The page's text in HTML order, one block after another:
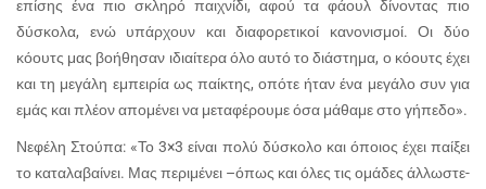
επίσης ένα πιο σκληρό παιχνίδι, αφού τα φάουλ δίνοντας πιο
δύσκολα, ενώ υπάρχουν και διαφορετικοί κανονισμοί. Οι δύο
κόουτς μας βοήθησαν ιδιαίτερα όλο αυτό το διάστημα, ο κόουτς έχει
και τη μεγάλη εμπειρία ως παίκτης, οπότε ήταν ένα μεγάλο συν για
εμάς και πλέον απομένει να μεταφέρουμε όσα μάθαμε στο γήπεδο».
Νεφέλη Στούπα: «Το 3×3 είναι πολύ δύσκολο και όποιος έχει παίξει
το καταλαβαίνει. Μας περιμένει –όπως και όλες τις ομάδες άλλωστε-